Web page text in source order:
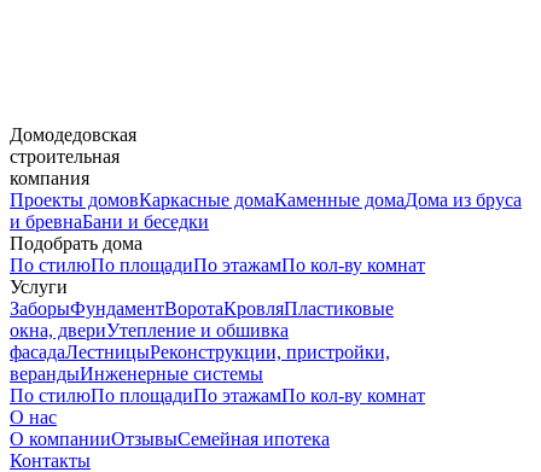
Домодедовская
строительная
компания
Проекты домовКаркасные домаКаменные домаДома из бруса
и бревнаБани и беседки
Подобрать дома
По стилюПо площадиПо этажамПо кол-ву комнат
Услуги
ЗаборыФундаментВоротаКровляПластиковые
окна, двериУтепление и обшивка
фасадаЛестницыРеконструкции, пристройки,
верандыИнженерные системы
По стилюПо площадиПо этажамПо кол-ву комнат
О нас
О компанииОтзывыСемейная ипотека
Контакты